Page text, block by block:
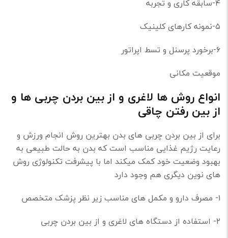
۴-سابقه کاری و تجربه
۵-نمونه کارهای کلینیک
۶-برخورد پرسنل و تسط اپراتور
موقعیت مکانی
انواع روش ها لاغری و از بین بردن چربی ها و
از بین رفتن چاقی
برای از بین بردن چربی های بدن بهترین روش انجام ورزش و
رعایت رژیم غذایی مناسب است که بدن به حالت طبیعی به
بهبود وضعیت خود کمک میکند اما با پیشرفت تکنولوژی روش
های نوین دیگری هم وجود دارد
۱- مصرف دارو و مکمل های مناسب زیر نظر پزشک متخصص
۲- استفاده از دستگاه های لاغری و از بین بردن چربی